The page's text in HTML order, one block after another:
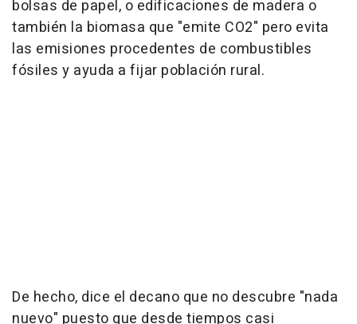
bolsas de papel, o edificaciones de madera o
también la biomasa que "emite CO2" pero evita
las emisiones procedentes de combustibles
fósiles y ayuda a fijar población rural.
De hecho, dice el decano que no descubre "nada
nuevo" puesto que desde tiempos casi